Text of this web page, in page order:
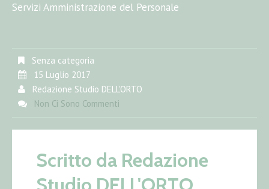
Servizi Amministrazione del Personale
Senza categoria
15 Luglio 2017
Redazione Studio DELL'ORTO
Non Ci Sono Commenti
Scritto da Redazione